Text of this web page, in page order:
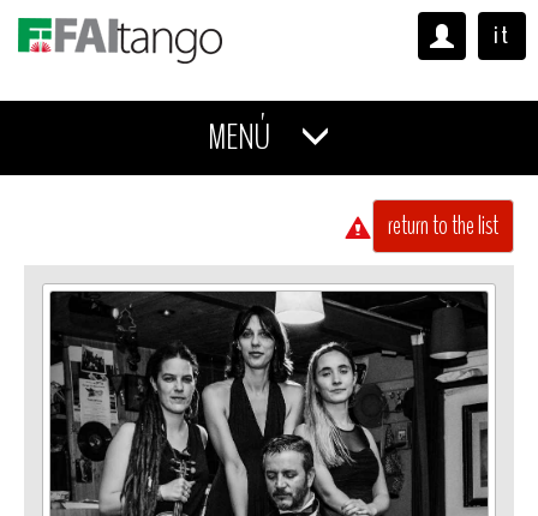
it
MENÚ
return to the list